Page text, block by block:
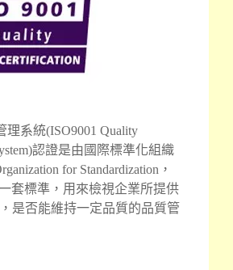
理系統(ISO9001 Quality
認證是由國際標準化組織
for Standardization，
套標準，用來檢視企業所提供
是否能維持一定品質的品質管